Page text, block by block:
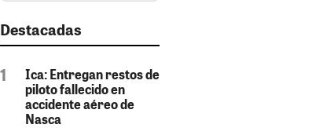
Destacadas
Ica: Entregan restos de
piloto fallecido en
accidente aéreo de
Nasca